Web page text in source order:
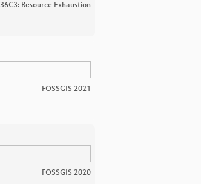
36C3: Resource Exhaustion
FOSSGIS 2021
FOSSGIS 2020